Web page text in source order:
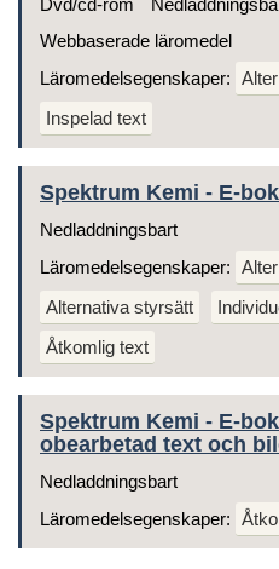
Dvd/cd-rom
Webbaserade läromedel
Läromedelsegenskaper:
Inspelad text
Spektrum Kemi - E-
Nedladdningsbart
Läromedelsegenskaper:
Alternativa styrsätt
Åtkomlig text
Spektrum Kemi - E-
obearbetad text och
Nedladdningsbart
Läromedelsegenskaper: